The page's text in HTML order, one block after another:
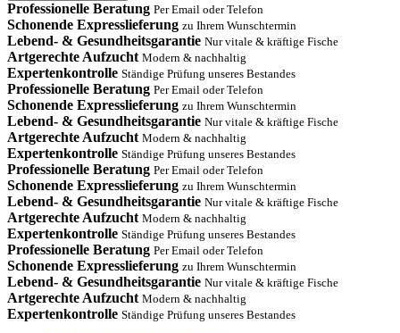
Professionelle Beratung Per Email oder Telefon
Schonende Expresslieferung zu Ihrem Wunschtermin
Lebend- & Gesundheitsgarantie Nur vitale & kräftige Fische
Artgerechte Aufzucht Modern & nachhaltig
Expertenkontrolle Ständige Prüfung unseres Bestandes
Professionelle Beratung Per Email oder Telefon
Schonende Expresslieferung zu Ihrem Wunschtermin
Lebend- & Gesundheitsgarantie Nur vitale & kräftige Fische
Artgerechte Aufzucht Modern & nachhaltig
Expertenkontrolle Ständige Prüfung unseres Bestandes
Professionelle Beratung Per Email oder Telefon
Schonende Expresslieferung zu Ihrem Wunschtermin
Lebend- & Gesundheitsgarantie Nur vitale & kräftige Fische
Artgerechte Aufzucht Modern & nachhaltig
Expertenkontrolle Ständige Prüfung unseres Bestandes
Professionelle Beratung Per Email oder Telefon
Schonende Expresslieferung zu Ihrem Wunschtermin
Lebend- & Gesundheitsgarantie Nur vitale & kräftige Fische
Artgerechte Aufzucht Modern & nachhaltig
Expertenkontrolle Ständige Prüfung unseres Bestandes